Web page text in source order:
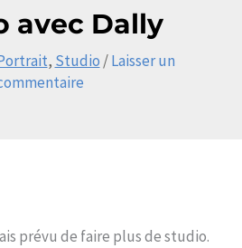
avec Dally
, Studio /Laisser un
prévu de faire plus de studio.